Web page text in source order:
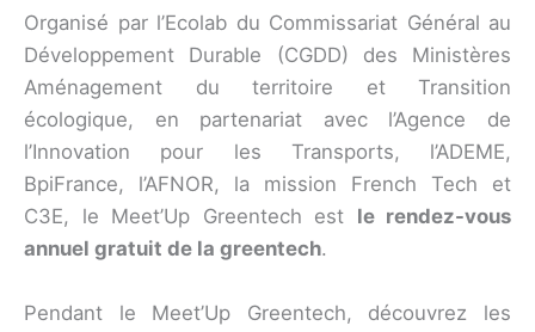
Organisé par l’Ecolab du Commissariat Général au
Développement Durable (CGDD) des Ministères
Aménagement du territoire et Transition
écologique, en partenariat avec l’Agence de
l’Innovation pour les Transports, l’ADEME,
BpiFrance, l’AFNOR, la mission French Tech et
C3E, le Meet’Up Greentech est le rendez-vous
annuel gratuit de la greentech.
Pendant le Meet’Up Greentech, découvrez les